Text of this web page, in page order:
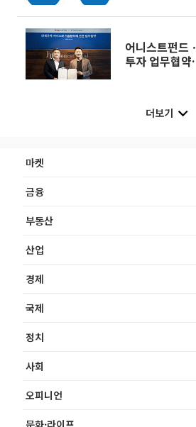
어니스트펀드
투자 업무협
더보기
마켓
금융
부동산
산업
경제
국제
정치
사회
오피니언
문화·라이프